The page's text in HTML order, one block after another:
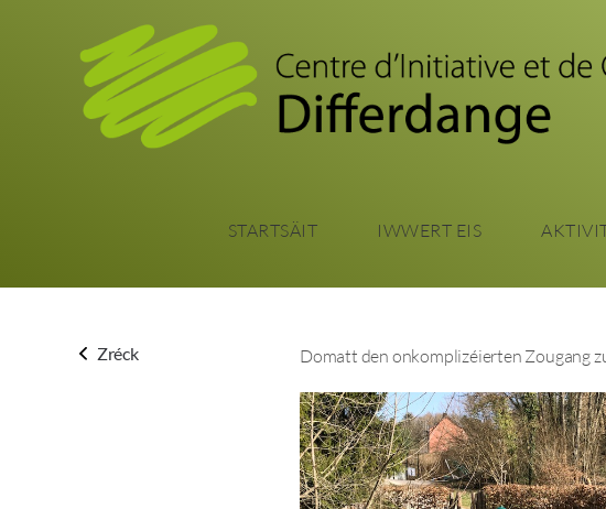
STARTSÄIT IWWERT EIS
Zréck Domatt den onkomplizéierten Zougang